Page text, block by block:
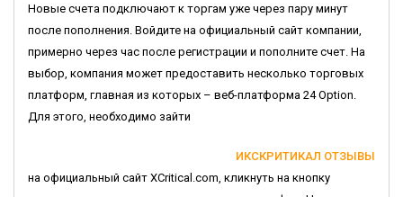
Новые счета подключают к торгам уже через пару минут
после пополнения. Войдите на официальный сайт компании,
примерно через час после регистрации и пополните счет. На
выбор, компания может предоставить несколько торговых
платформ, главная из которых – веб-платформа 24 Option.
Для этого, необходимо зайти
ИКСКРИТИКАЛ ОТЗЫВЫ
на официальный сайт XCritical.com, кликнуть на кнопку